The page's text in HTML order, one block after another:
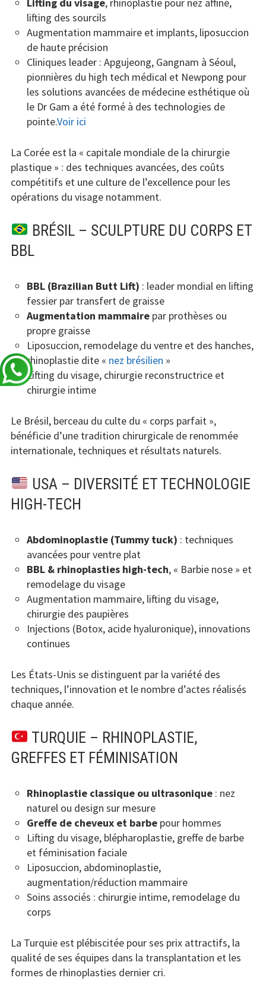
lifting des sourcils
Augmentation mammaire et implants, liposuccion
de haute précision
Cliniques leader : Apgujeong, Gangnam à Séoul,
pionnières du high tech médical et Newpong pour
les solutions avancées de médecine esthétique où
le Dr Gam a été formé à des technologies de
pointe.Voir ici
La Corée est la « capitale mondiale de la chirurgie
plastique » : des techniques avancées, des coûts
compétitifs et une culture de l’excellence pour les
opérations du visage notamment.
BRÉSIL – SCULPTURE DU CORPS ET
BBL
BBL (Brazilian Butt Lift) : leader mondial en lifting
fessier par transfert de graisse
Augmentation mammairepar prothèses ou
propre graisse
Liposuccion, remodelage du ventre et des hanches,
rhinoplastie dite « nez brésilien »
Lifting du visage, chirurgie reconstructrice et
chirurgie intime
Le Brésil, berceau du culte du « corps parfait »,
bénéficie d’une tradition chirurgicale de renommée
internationale, techniques et résultats naturels.
USA – DIVERSITÉ ET TECHNOLOGIE
HIGH-TECH
Abdominoplastie (Tummy tuck) : techniques
avancées pour ventre plat
BBL & rhinoplasties high-tech, « Barbie nose » et
remodelage du visage
Augmentation mammaire, lifting du visage,
chirurgie des paupières
Injections (Botox, acide hyaluronique), innovations
continues
Les États-Unis se distinguent par la variété des
techniques, l’innovation et le nombre d’actes réalisés
chaque année.
TURQUIE – RHINOPLASTIE,
GREFFES ET FÉMINISATION
Rhinoplastie classique ou ultrasonique: nez
naturel ou design sur mesure
Greffe de cheveux et barbepour hommes
Lifting du visage, blépharoplastie, greffe de barbe
et féminisation faciale
Liposuccion, abdominoplastie,
augmentation/réduction mammaire
Soins associés : chirurgie intime, remodelage du
corps
La Turquie est plébiscitée pour ses prix attractifs, la
qualité de ses équipes dans la transplantation et les
formes de rhinoplasties dernier cri.